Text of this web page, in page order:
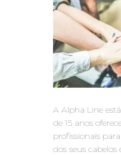
A Alpha Line
de 15 anos
profissionais
dos seus